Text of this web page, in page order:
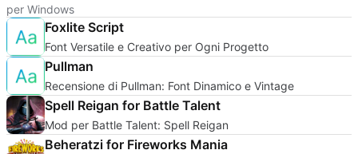
per Windows
Foxlite Script
Font Versatile e Creativo per Ogni Progetto
Pullman
Recensione di Pullman: Font Dinamico e Vintage
Spell Reigan for Battle Talent
Mod per Battle Talent: Spell Reigan
Beheratzi for Fireworks Mania